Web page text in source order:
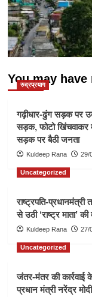
You may have
रुद्रप्रयाग
गढ़ीधार-ढुंग सड़क पर
सड़क, फोटो खिंचवाकर
सड़क पर बैठी जनता
Kuldeep Rana 29/
Uncategorized
राष्ट्रपति-
से उठी ‘राष्ट्र माता’ की
Kuldeep Rana 27/
Uncategorized
जंतर-मंतर की कार्रवाई
प्रधान मंत्री नरेंद्र